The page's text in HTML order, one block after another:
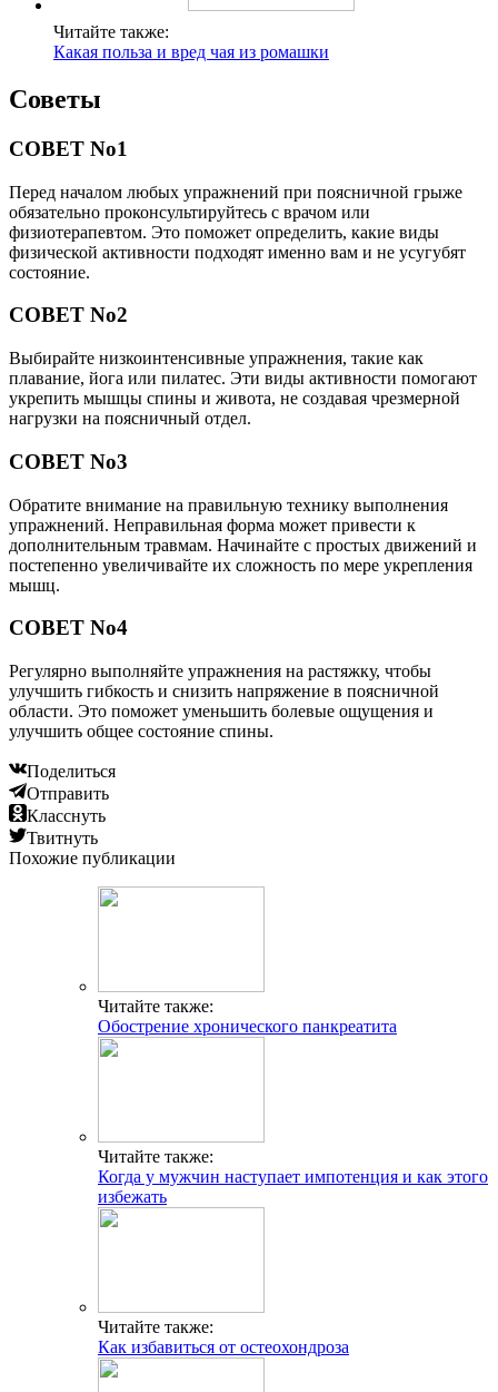
Читайте также:
Какая польза и вред чая из ромашки
Советы
СОВЕТ No1
Перед началом любых упражнений при поясничной грыже
обязательно проконсультируйтесь с врачом или
физиотерапевтом. Это поможет определить, какие виды
физической активности подходят именно вам и не усугубят
состояние.
СОВЕТ No2
Выбирайте низкоинтенсивные упражнения, такие как
плавание, йога или пилатес. Эти виды активности помогают
укрепить мышцы спины и живота, не создавая чрезмерной
нагрузки на поясничный отдел.
СОВЕТ No3
Обратите внимание на правильную технику выполнения
упражнений. Неправильная форма может привести к
дополнительным травмам. Начинайте с простых движений и
постепенно увеличивайте их сложность по мере укрепления
мышц.
СОВЕТ No4
Регулярно выполняйте упражнения на растяжку, чтобы
улучшить гибкость и снизить напряжение в поясничной
области. Это поможет уменьшить болевые ощущения и
улучшить общее состояние спины.
Поделиться
Отправить
Класснуть
Твитнуть
Похожие публикации
Читайте также:
Обострение хронического панкреатита
Читайте также:
Когда у мужчин наступает импотенция и как этого
избежать
Читайте также:
Как избавиться от остеохондроза